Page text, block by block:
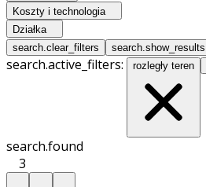
Koszty i technologia
Działka
search.clear_filters
search.show_results
search.active_filters: rozległy teren
search.found
3